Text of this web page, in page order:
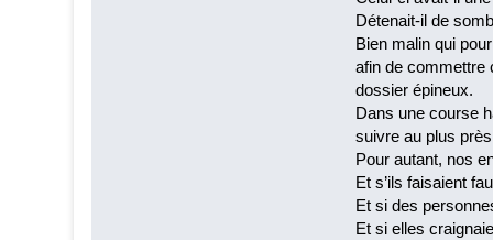
Détenait-il de
Bien malin qui
afin de commettre
dossier épineux.
Dans une course
suivre au plus
Pour autant, nos
Et s’ils faisaient
Et si des
Et si elles